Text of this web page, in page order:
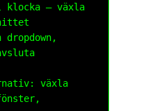
klocka – växla
växla